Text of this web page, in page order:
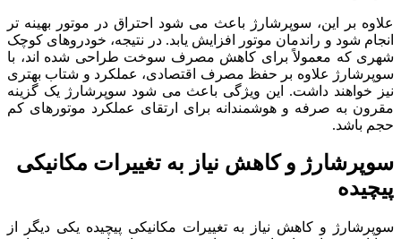
علاوه بر این، سوپرشارژ باعث می شود احتراق در موتور بهینه تر
انجام شود و راندمان موتور افزایش یابد. در نتیجه، خودروهای کوچک
شهری که معمولاً برای کاهش مصرف سوخت طراحی شده اند، با
سوپرشارژ علاوه بر حفظ مصرف اقتصادی، عملکرد و شتاب بهتری
نیز خواهند داشت. این ویژگی باعث می شود سوپرشارژ یک گزینه
مقرون به صرفه و هوشمندانه برای ارتقای عملکرد موتورهای کم
حجم باشد.
سوپرشارژ و کاهش نیاز به تغییرات مکانیکی
پیچیده
سوپرشارژ و کاهش نیاز به تغییرات مکانیکی پیچیده یکی دیگر از